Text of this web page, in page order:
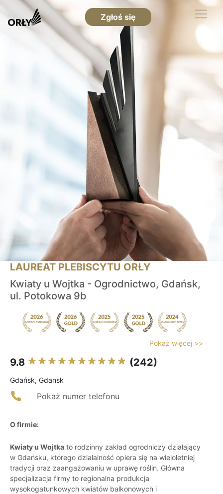
Zgłoś się
LAUREAT PLEBISCYTU ORŁY
Kwiaty u Wojtka - Ogrodnictwo, Gdańsk,
ul. Potokowa 9b
Pokaż więcej >>
9.8 (242)
Gdańsk, Gdansk
Pokaż numer telefonu
O firmie:
Kwiaty u Wojtka to rodzinny zakład ogrodniczy działający
w Gdańsku, którego działalność opiera się na wieloletniej
tradycji oraz zaangażowaniu w uprawę roślin. Główna
specjalizacja firmy to regionalna produkcja
wysokogatunkowych kwiatów balkonowych i